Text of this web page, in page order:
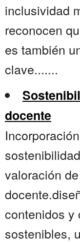
inclusividad
reconocen
es también
clave.......
docente
valoración
contenidos y
sostenibles,